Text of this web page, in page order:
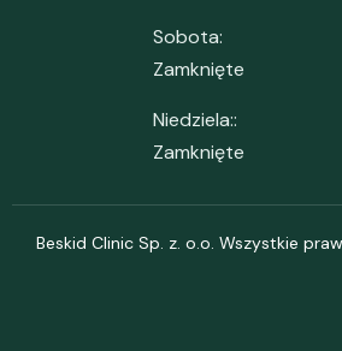
Sobota:
Zamknięte
Niedziela::
Zamknięte
Beskid Clinic Sp. z. o.o. Wszystkie